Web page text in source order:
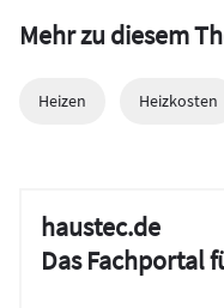
Mehr zu diesem
Heizen Heizkosten
haustec.de
Das Fachportal